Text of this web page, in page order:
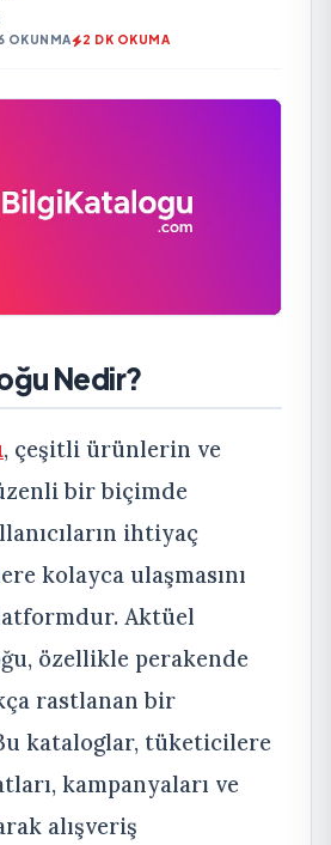
OKUNMA 2 DK OKUMA
Nedir?
, çeşitli ürünlerin ve
bir biçimde
ihtiyaç
kolayca ulaşmasını
Aktüel
özellikle perakende
rastlanan bir
kataloglar, tüketicilere
kampanyaları ve
alışveriş